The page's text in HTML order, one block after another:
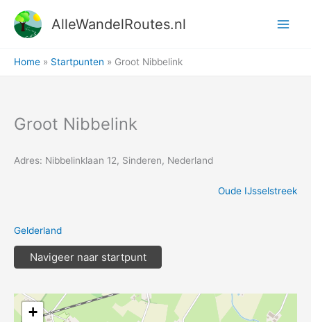
naar
AlleWandelRoutes.nl
Home Startpunten Groot Nibbelink
Groot Nibbelink
Adres: Nibbelinklaan 12, Sinderen, Nederland
Oude IJsselstreek
Gelderland
Navigeer naar startpunt
+